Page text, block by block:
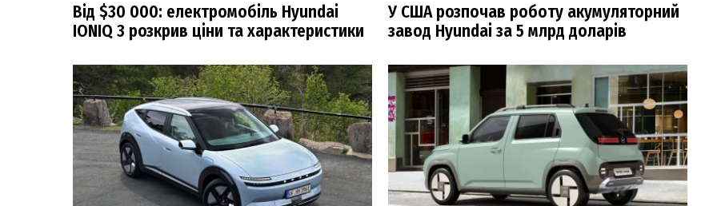
Від $30 000: електромобіль Hyundai
IONIQ 3 розкрив ціни та характеристики
У США розпочав роботу акумуляторний
завод Hyundai за 5 млрд доларів